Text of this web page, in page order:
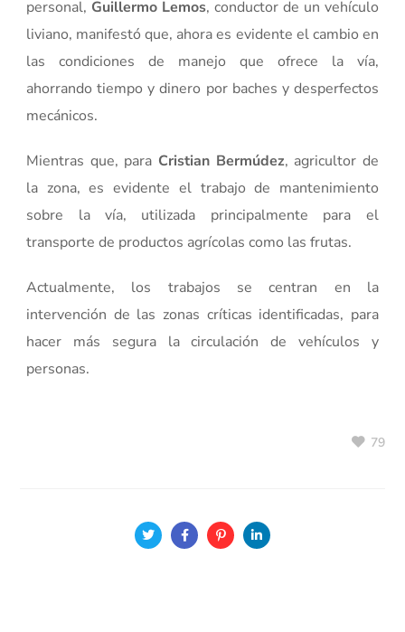
personal, Guillermo Lemos, conductor de un vehículo
liviano, manifestó que, ahora es evidente el cambio en
las condiciones de manejo que ofrece la vía,
ahorrando tiempo y dinero por baches y desperfectos
mecánicos.
Mientras que, para Cristian Bermúdez, agricultor de
la zona, es evidente el trabajo de mantenimiento
sobre la vía, utilizada principalmente para el
transporte de productos agrícolas como las frutas.
Actualmente, los trabajos se centran en la
intervención de las zonas críticas identificadas, para
hacer más segura la circulación de vehículos y
personas.
79